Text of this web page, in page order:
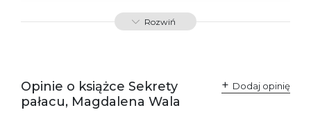
Producent / Osoby
odpowiedzialne za
Wydawnictwo Poznańskie
Sp. z o.o.
+48 61 623 38 38
Ostrzeżenia oraz
Załącznik PDF
Rozwiń
Opinie o książce Sekrety
pałacu, Magdalena Wala
Dodaj opinię